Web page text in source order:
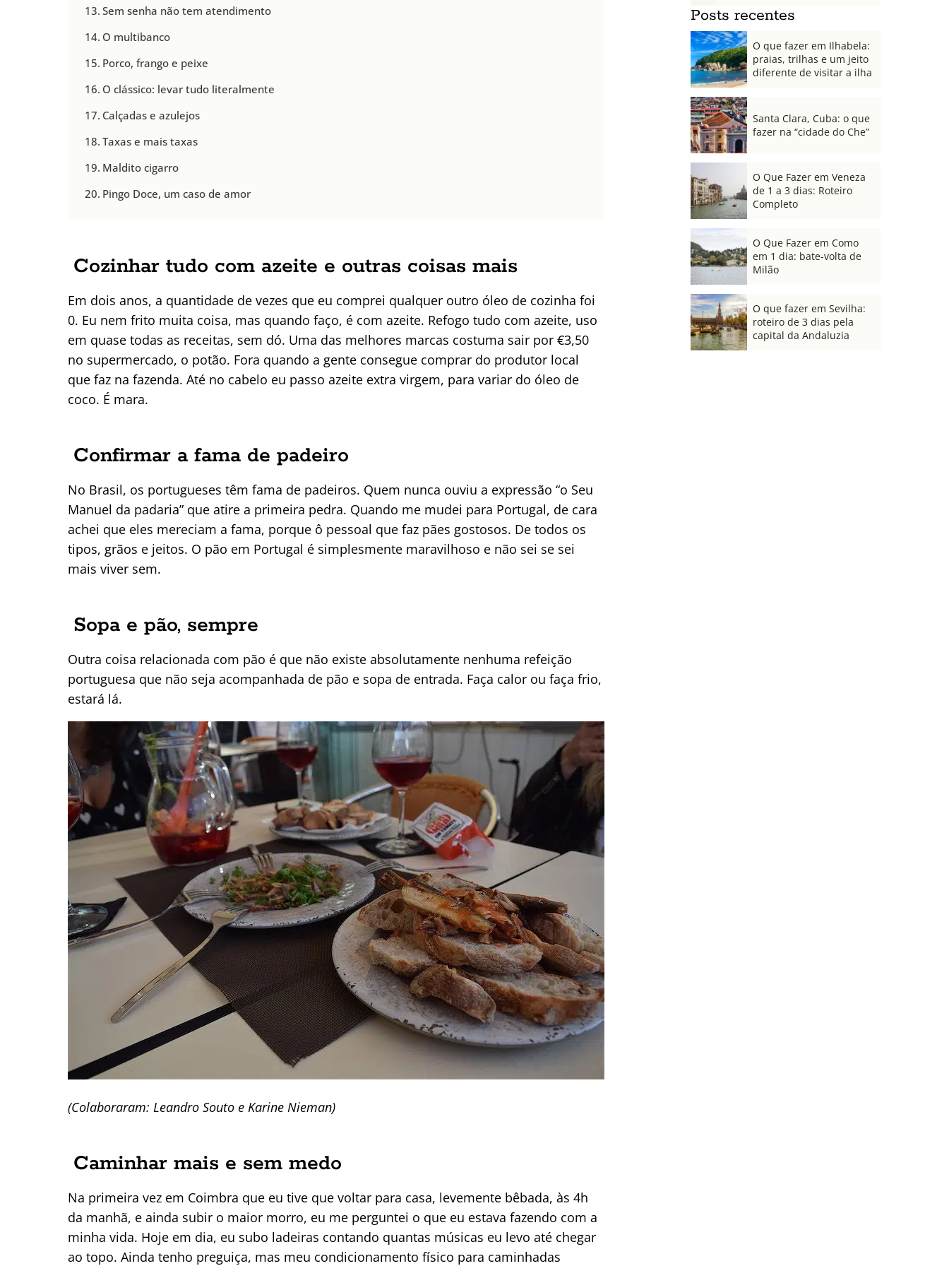
Sem senha não tem atendimento
O multibanco
Porco, frango e peixe
O clássico: levar tudo literalmente
Calçadas e azulejos
Taxas e mais taxas
Maldito cigarro
Pingo Doce, um caso de amor
Cozinhar tudo com azeite e outras coisas mais
Em dois anos, a quantidade de vezes que eu comprei qualquer outro óleo de cozinha foi
0. Eu nem frito muita coisa, mas quando faço, é com azeite. Refogo tudo com azeite, uso
em quase todas as receitas, sem dó. Uma das melhores marcas costuma sair por €3,50
no supermercado, o potão. Fora quando a gente consegue comprar do produtor local
que faz na fazenda. Até no cabelo eu passo azeite extra virgem, para variar do óleo de
coco. É mara.
Confirmar a fama de padeiro
No Brasil, os portugueses têm fama de padeiros. Quem nunca ouviu a expressão “o Seu
Manuel da padaria” que atire a primeira pedra. Quando me mudei para Portugal, de cara
achei que eles mereciam a fama, porque ô pessoal que faz pães gostosos. De todos os
tipos, grãos e jeitos. O pão em Portugal é simplesmente maravilhoso e não sei se sei
mais viver sem.
Sopa e pão, sempre
Outra coisa relacionada com pão é que não existe absolutamente nenhuma refeição
portuguesa que não seja acompanhada de pão e sopa de entrada. Faça calor ou faça frio,
estará lá.
(Colaboraram: Leandro Souto e Karine Nieman)
Caminhar mais e sem medo
Na primeira vez em Coimbra que eu tive que voltar para casa, levemente bêbada, às 4h
da manhã, e ainda subir o maior morro, eu me perguntei o que eu estava fazendo com a
minha vida. Hoje em dia, eu subo ladeiras contando quantas músicas eu levo até chegar
ao topo. Ainda tenho preguiça, mas meu condicionamento físico para caminhadas
Posts recentes
O que fazer em Ilhabela:
praias, trilhas e um jeito
diferente de visitar a ilha
Santa Clara, Cuba: o que
fazer na “cidade do Che”
O Que Fazer em Veneza
de 1 a 3 dias: Roteiro
Completo
O Que Fazer em Como
em 1 dia: bate-volta de
Milão
O que fazer em Sevilha:
roteiro de 3 dias pela
capital da Andaluzia